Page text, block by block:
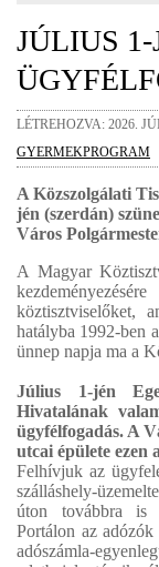
JÚLIUS
LÉTREHOZVA: 2026.
GYERMEKPROGRAM
A Közszolgálati
jén (szerdán)
Város
A Magyar
köztisztviselőket,
hatályba 1992-ben
ünnep napja ma a
Július 1-jén
Hivatalának
ügyfélfogadás. A
utcai épülete ezen
Felhívjuk az
szálláshely-
úton továbbra is
Portálon az
adószámla-